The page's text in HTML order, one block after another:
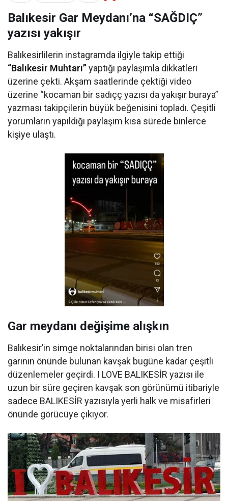
Balıkesir Gar Meydanı’na “SAĞDIÇ”
yazısı yakışır
Balıkesirlilerin instagramda ilgiyle takip ettiği
“Balıkesir Muhtarı” yaptığı paylaşımla dikkatleri
üzerine çekti. Akşam saatlerinde çektiği video
üzerine “kocaman bir sadıçç yazısı da yakışır buraya”
yazması takipçilerin büyük beğenisini topladı. Çeşitli
yorumların yapıldığı paylaşım kısa sürede binlerce
kişiye ulaştı.
Gar meydanı değişime alışkın
Balıkesir’in simge noktalarından birisi olan tren
garının önünde bulunan kavşak bugüne kadar çeşitli
düzenlemeler geçirdi. I LOVE BALIKESİR yazısı ile
uzun bir süre geçiren kavşak son görünümü itibariyle
sadece BALIKESİR yazısıyla yerli halk ve misafirleri
önünde görücüye çıkıyor.